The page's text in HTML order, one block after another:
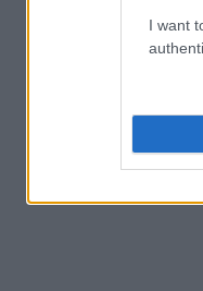
I want